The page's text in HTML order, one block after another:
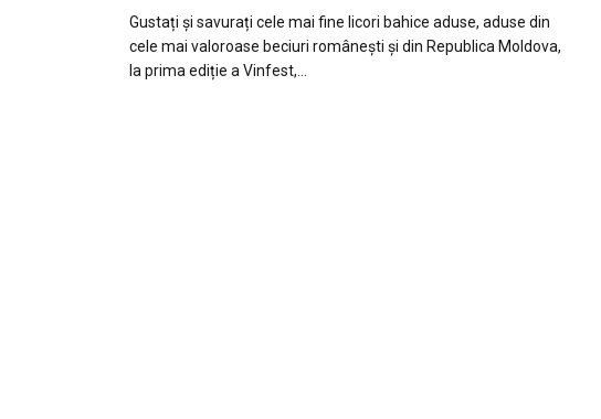
Gustați și savurați cele mai fine licori bahice aduse, aduse din
cele mai valoroase beciuri românești și din Republica Moldova,
la prima ediție a Vinfest,…